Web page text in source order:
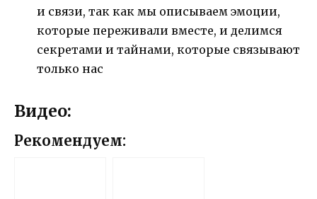
и связи, так как мы описываем эмоции,
которые переживали вместе, и делимся
секретами и тайнами, которые связывают
только нас
Видео:
Рекомендуем: